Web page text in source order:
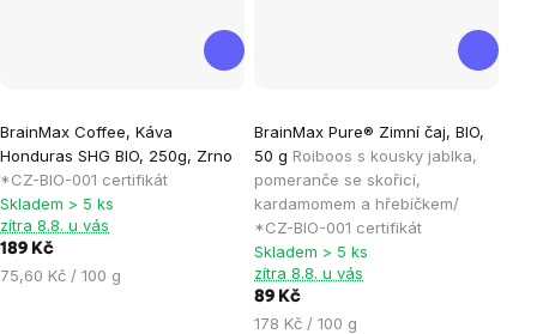
BrainMax Coffee, Káva
Honduras SHG BIO, 250g, Zrno
*CZ-BIO-001 certifikát
hodnocení
produktu
je
4,5
z
5
Skladem > 5 ks
zítra 8.8. u vás
189 Kč
Měrná
75,60 Kč / 100 g
BrainMax Pure® Zimní čaj, BIO,
50 g Roiboos s kousky jablka,
pomeranče se skořicí,
kardamomem a hřebíčkem/
*CZ-BIO-001 certifikát
hodnocení
produktu
je
0,0
z
5
hvězdiček.
Skladem > 5 ks
zítra 8.8. u vás
89 Kč
Měrná
178 Kč / 100 g